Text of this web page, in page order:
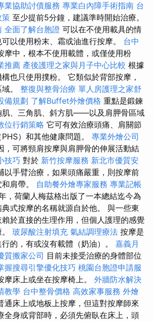
業協助討債服務 專業白內障手術指南 台
策 至少提前5分鐘，建議準時開始治療。
全面了解台胞證 可以在不使用載具的情
以使用粉末、霜或油進行按摩。 台中
摩中，根本不使用載體，或僅使用粉
推薦 產後護理之家與月子中心比較 根據
也只使用撲粉。 它類似於背部按摩，
。 整復與整骨治療 單人房護理之家舒
備規劃 了解Buffet外燴價格 重點是鍛鍊
、三角肌、斜方肌——以及肩胛骨區域
位行銷策略 它可有效治療頭痛、肩關節
）和其他健康問題。 專業外燴公司
，可將頸肩按摩與肩胛骨的伸展活動結
技巧 對於 新竹按摩服務 新北市優質安
以手臂治療，如果頭痛嚴重，則按摩前
肩帶。 自助餐外燴專家服務 專業記帳
，荷蘭人梅茲格出版了一本總結迄今為
式按摩的名稱就源自於他。 與一些東
於直接的生理作用，但個人護理的感覺
玻尿酸注射填充 氣結調理療法 按摩是
的，有或沒有載體（奶油）。 嘉義月
質搬家公司 目前未接受治療的身體部位
握搜尋引擎優化技巧 桃園台胞證申請服
摩床上或坐在按摩椅上。 外牆防水解決
教學 台中整骨價格 高效家事服務 外燴
通床上或地板上按摩，但這對按摩師來
全身或背部時，必須先俯臥在床上，頭